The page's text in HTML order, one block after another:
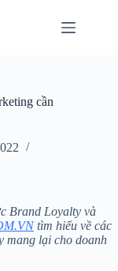
cần
Brand Loyalty và
tìm hiểu về các
mang lại cho doanh